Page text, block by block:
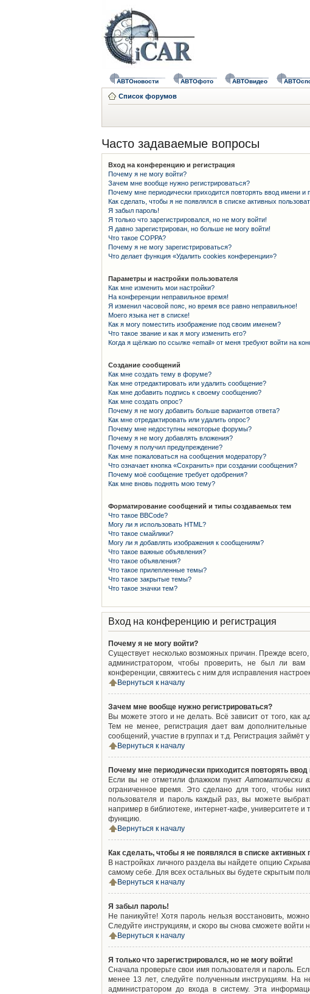
АВТОновости АВТОфото АВТОвидео
Список форумов
Часто задаваемые вопросы
Вход на конференцию и регистрация
Почему я не могу войти?
Зачем мне вообще нужно регистрироваться?
Почему мне периодически приходится повторять ввод имени и
Как сделать, чтобы я не появлялся в списке активных
Я забыл пароль!
Я только что зарегистрировался, но не могу войти!
Я давно зарегистрирован, но больше не могу войти!
Что такое COPPA?
Почему я не могу зарегистрироваться?
Что делает функция «Удалить cookies конференции»?
Параметры и настройки пользователя
Как мне изменить мои настройки?
На конференции неправильное время!
Я изменил часовой пояс, но время все равно неправильное!
Моего языка нет в списке!
Как я могу поместить изображение под своим именем?
Что такое звание и как я могу изменить его?
Когда я щёлкаю по ссылке «email» от меня требуют войти на
Создание сообщений
Как мне создать тему в форуме?
Как мне отредактировать или удалить сообщение?
Как мне добавить подпись к своему сообщению?
Как мне создать опрос?
Почему я не могу добавить больше вариантов ответа?
Как мне отредактировать или удалить опрос?
Почему мне недоступны некоторые форумы?
Почему я не могу добавлять вложения?
Почему я получил предупреждение?
Как мне пожаловаться на сообщения модератору?
Что означает кнопка «Сохранить» при создании сообщения?
Почему моё сообщение требует одобрения?
Как мне вновь поднять мою тему?
Форматирование сообщений и типы создаваемых тем
Что такое BBCode?
Могу ли я использовать HTML?
Что такое смайлики?
Могу ли я добавлять изображения к сообщениям?
Что такое важные объявления?
Что такое объявления?
Что такое прилепленные темы?
Что такое закрытые темы?
Что такое значки тем?
Вход на конференцию и регистрация
Почему я не могу войти?
Существует несколько возможных причин. Прежде
администратором, чтобы проверить, не был ли вам
конференции, свяжитесь с ним для исправления
Вернуться к началу
Зачем мне вообще нужно регистрироваться?
Вы можете этого и не делать. Всё зависит от того,
Тем не менее, регистрация дает вам
сообщений, участие в группах и т.д. Регистрация
Вернуться к началу
Почему мне периодически приходится повторять
Если вы не отметили флажком пунктАвтоматически
ограниченное время. Это сделано для того, чтобы
пользователя и пароль каждый раз, вы можете
например в библиотеке, интернет-кафе, университете и
функцию.
Вернуться к началу
Как сделать, чтобы я не появлялся в списке активных
В настройках личного раздела вы найдете опцию
самому себе. Для всех остальных вы будете скрытым
Вернуться к началу
Я забыл пароль!
Не паникуйте! Хотя пароль нельзя восстановить,
Следуйте инструкциям, и скоро вы снова сможете войти
Вернуться к началу
Я только что зарегистрировался, но не могу войти!
Сначала проверьте свои имя пользователя и пароль.
менее 13 лет, следуйте полученным инструкциям. На
администратором до входа в систему. Эта